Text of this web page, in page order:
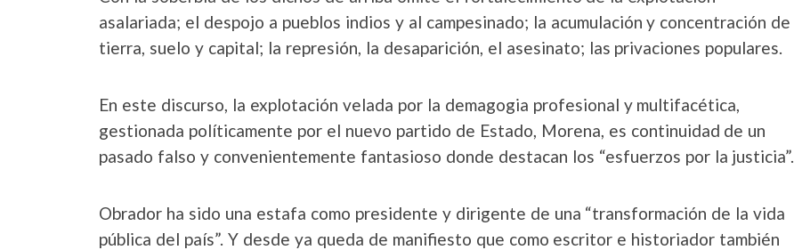
asalariada; el despojo a pueblos indios y al campesinado; la acumulación y concentración de
tierra, suelo y capital; la represión, la desaparición, el asesinato; las privaciones populares.
En este discurso, la explotación velada por la demagogia profesional y multifacética,
gestionada políticamente por el nuevo partido de Estado, Morena, es continuidad de un
pasado falso y convenientemente fantasioso donde destacan los “esfuerzos por la justicia”.
Obrador ha sido una estafa como presidente y dirigente de una “transformación de la vida
pública del país”. Y desde ya queda de manifiesto que como escritor e historiador también